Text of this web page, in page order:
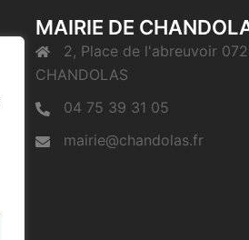
MAIRIE DE
2, Place de l'abreuvoir
CHANDOLAS
04 75 39 31 05
mairie@chandolas.fr